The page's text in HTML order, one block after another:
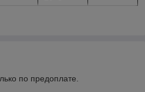
по предоплате.